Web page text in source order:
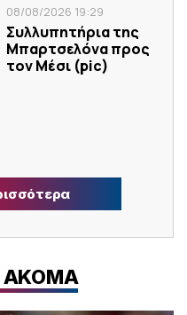
08/08/2026 19:29
Συλλυπητήρια της
Μπαρτσελόνα προς
τον Μέσι (pic)
ΑΚΟΜΑ